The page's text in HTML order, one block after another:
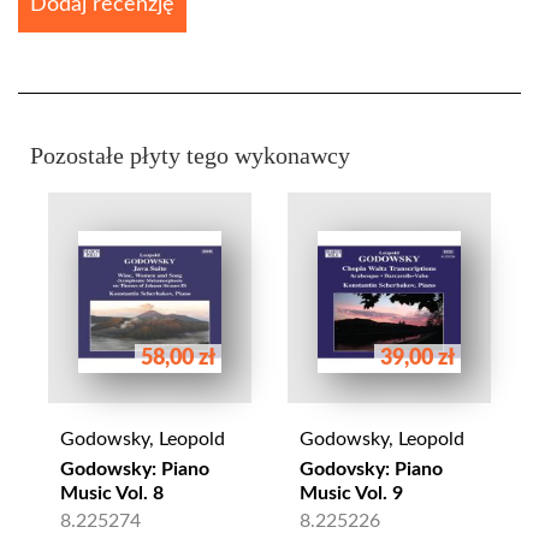
Pozostałe płyty tego wykonawcy
58,00 zł
Godowsky, Leopold
Godowsky: Piano
Music Vol. 8
8.225274
39,00 zł
Godowsky, Leopold
Godovsky: Piano
Music Vol. 9
8.225226